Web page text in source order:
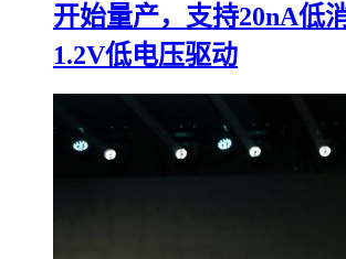
开始量产，支持20nA低
1.2V低电压驱动